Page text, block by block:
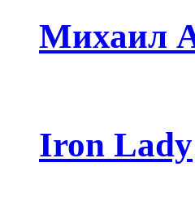
Михаил
Iron Lady